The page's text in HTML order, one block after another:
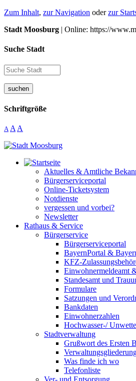
Zum Inhalt, zur Navigation oderzur
Stadt Moosburg | Online: https://
Suche Stadt
suchen
Schriftgröße
A A A
Aktuelles & Amtliche
Bürgerserviceportal
Online-Ticketsystem
Notdienste
vergessen und vorbei?
Newsletter
Rathaus & Service
Bürgerservice
Bürgerserviceportal
BayernPortal &
KFZ-
Einwohnermeldeamt
Standesamt und
Formulare
Satzungen und
Bankdaten
Einwohnerzahlen
Hochwasser-/
Stadtverwaltung
Grußwort des Ersten
Was finde ich wo
Telefonliste
Ver- und Entsorgung